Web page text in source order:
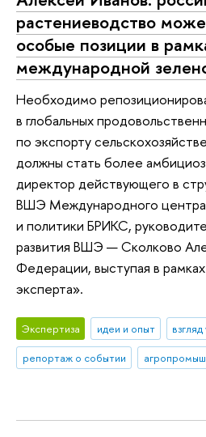
растениеводство
особые позиции в
международной
Необходимо
в глобальных
по экспорту
должны стать более
директор действующего в
ВШЭ Международного центра
и политики БРИКС,
развития ВШЭ — Сколково
Федерации, выступая в
эксперта».
Экспертиза идеи и опыт
репортаж о событии